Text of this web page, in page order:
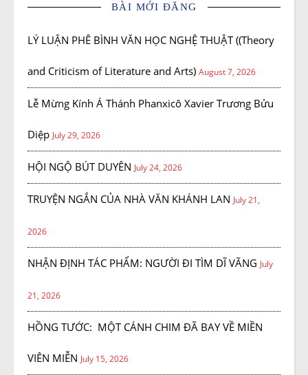
BÀI MỚI ĐĂNG
LÝ LUẬN PHÊ BÌNH VĂN HỌC NGHỆ THUẬT ((Theory
and Criticism of Literature and Arts) August 7, 2026
Lễ Mừng Kính Á Thánh Phanxicô Xavier Trương Bửu
Diệp July 29, 2026
HỘI NGỘ BÚT DUYÊN July 24, 2026
TRUYỆN NGẮN CỦA NHÀ VĂN KHÁNH LAN July 21,
2026
NHẬN ĐỊNH TÁC PHẨM: NGƯỜI ĐI TÌM DĨ VÃNG July
21, 2026
HỒNG TƯỚC: MỘT CÁNH CHIM ĐÃ BAY VỀ MIỀN
VIÊN MIỄN July 15, 2026